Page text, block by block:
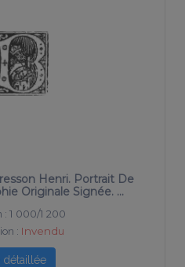
Originale Signée. …
: Invendu
détaillée